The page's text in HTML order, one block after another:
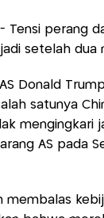
- Tensi perang
setelah dua
AS Donald
satunya
mengingkari
AS pada
membalas